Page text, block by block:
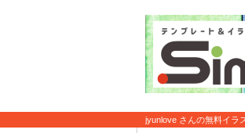
jyunlove さんの無料イラ